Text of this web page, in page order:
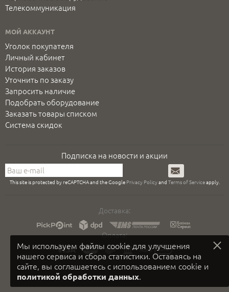
Мы используем файлы cookie для улучшения
нашего сервиса и сбора статистики. Оставаясь на
сайте, вы соглашаетесь с использованием cookie и
политикой обработки данных.
Телекоммуникация
МОЙ АККАУНТ
Уголок покупателя
Личный кабинет
История заказов
Уточнить по заказу
Запросить наличие
Подобрать оборудование
Заказать товары списком
Система скидок
Подписка на новости и акции
Подписаться
This site is protected by reCAPTCHA and the Google Privacy Policyand Terms of Serviceapply.
Доставка:
Оплата: